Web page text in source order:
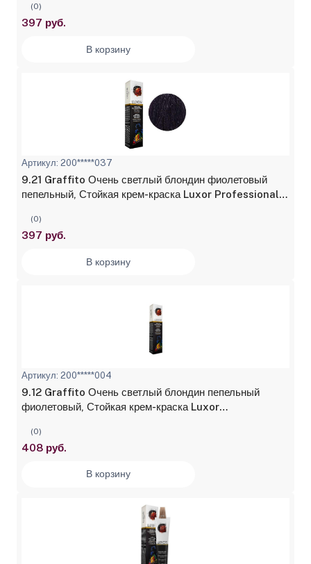
(0)
397 руб.
В корзину
Артикул: 200*****037
9.21 Graffito Очень светлый блондин фиолетовый
пепельный, Стойкая крем-краска Luxor Professional,
(0)
397 руб.
В корзину
Артикул: 200*****004
9.12 Graffito Очень светлый блондин пепельный
фиолетовый, Стойкая крем-краска Luxor
(0)
408 руб.
В корзину